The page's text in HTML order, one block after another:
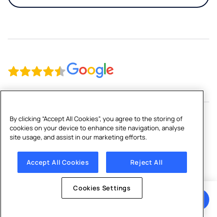
Copyright © 2026 Culligan Nederland BV
By clicking “Accept All Cookies”, you agree to the storing of
cookies on your device to enhance site navigation, analyse
site usage, and assist in our marketing efforts.
Accept All Cookies Reject All
Cookies Settings
Ontvang een offerte